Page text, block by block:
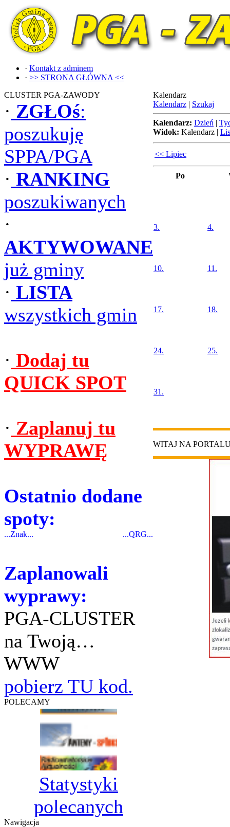
· Kontakt z adminem
· >> STRONA GŁÓWNA <<
CLUSTER PGA-ZAWODY
· ZGŁOś:
poszukuję
SPPA/PGA
· RANKING
poszukiwanych
·
AKTYWOWANE
już gminy
· LISTA
wszystkich gmin
· Dodaj tu
QUICK SPOT
· Zaplanuj tu
WYPRAWĘ
Ostatnio dodane
spoty:
...Znak... ...QRG...
Zaplanowali
wyprawy:
PGA-CLUSTER
na Twoją…
WWW
pobierz TU kod.
POLECAMY
Statystyki
polecanych
Nawigacja
Kalendarz
Kalendarz | Szukaj
Kalendarz: Dzień |
Widok: Kalendarz |
<< Lipiec
Po
3. 4.
10. 11.
17. 18.
24. 25.
31.
WITAJ NA